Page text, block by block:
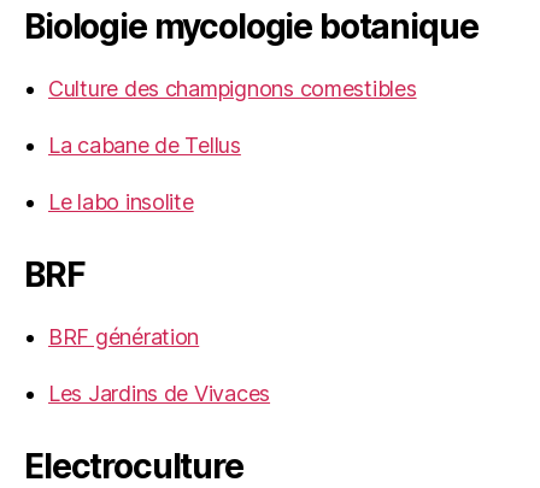
Biologie mycologie botanique
Culture des champignons comestibles
La cabane de Tellus
Le labo insolite
BRF
BRF génération
Les Jardins de Vivaces
Electroculture